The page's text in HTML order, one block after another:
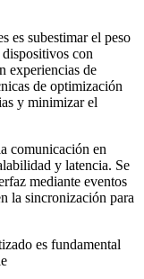
es subestimar el peso
con
experiencias de
de optimización
y minimizar el
comunicación en
y latencia. Se
mediante eventos
la sincronización para
es fundamental